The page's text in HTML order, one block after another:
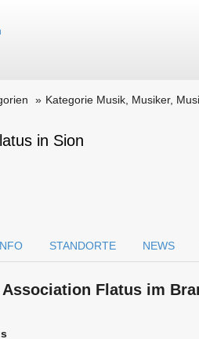
Kategorie Musik, Musiker,
in Sion
STANDORTE NEWS
Flatus im